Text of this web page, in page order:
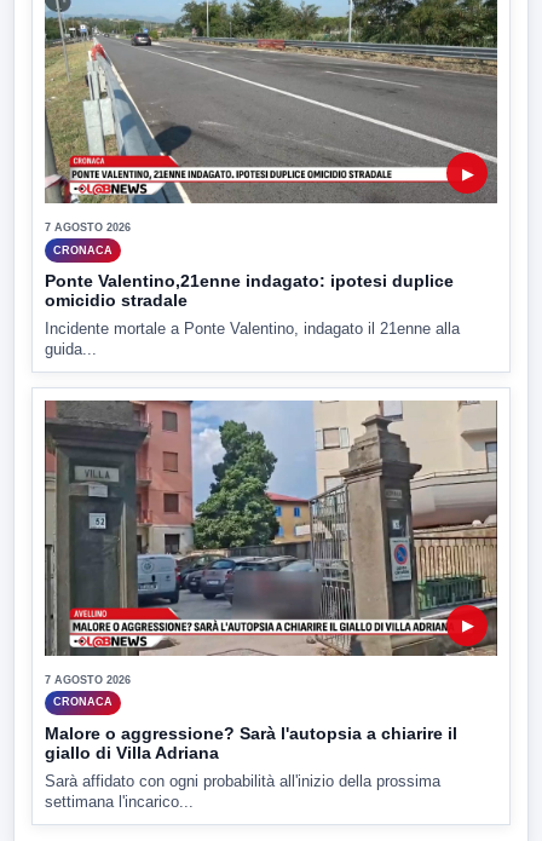
▶
7 AGOSTO 2026
CRONACA
Ponte Valentino,21enne indagato: ipotesi duplice
omicidio stradale
Incidente mortale a Ponte Valentino, indagato il 21enne alla
guida...
▶
7 AGOSTO 2026
CRONACA
Malore o aggressione? Sarà l'autopsia a chiarire il
giallo di Villa Adriana
Sarà affidato con ogni probabilità all'inizio della prossima
settimana l'incarico...